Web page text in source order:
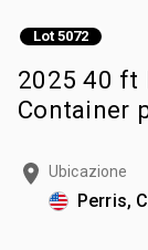
Lot 5072
2025 40 ft
Container
Ubicazione
Perris,